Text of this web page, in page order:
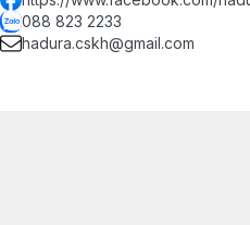
088 823 2233
hadura.cskh@gmail.com